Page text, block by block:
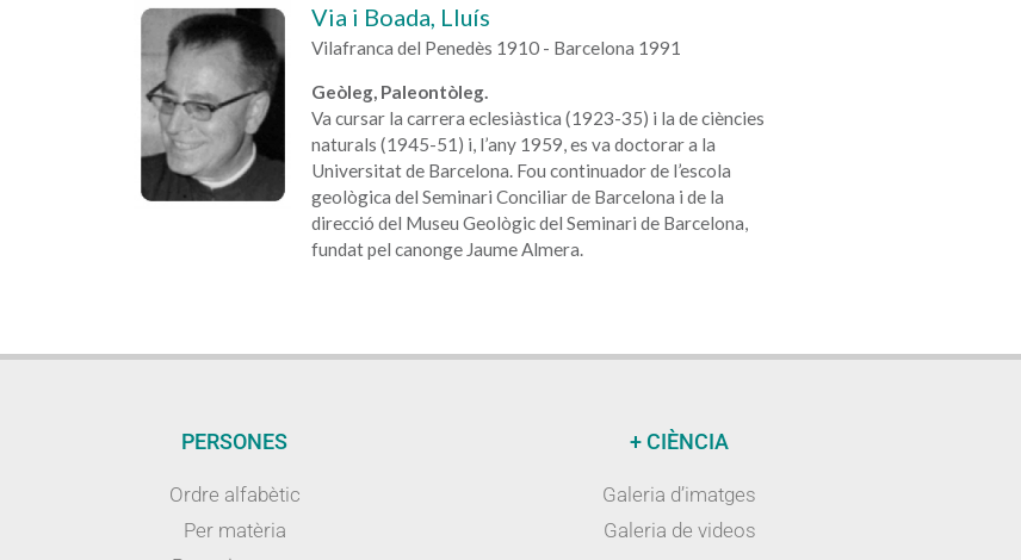
Via i Boada, Lluís
Vilafranca del Penedès 1910 - Barcelona 1991
Geòleg, Paleontòleg.
Va cursar la carrera eclesiàstica (1923-35) i la de ciències
naturals (1945-51) i, l’any 1959, es va doctorar a la
Universitat de Barcelona. Fou continuador de l’escola
geològica del Seminari Conciliar de Barcelona i de la
direcció del Museu Geològic del Seminari de Barcelona,
fundat pel canonge Jaume Almera.
PERSONES
Ordre alfabètic
Per matèria
+ CIÈNCIA
Galeria d’imatges
Galeria de videos